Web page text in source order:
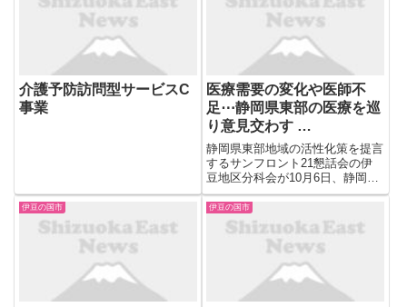
介護予防訪問型サービスC
事業
医療需要の変化や医師不
足⋯静岡県東部の医療を巡
り意見交わす …
静岡県東部地域の活性化策を提言
するサンフロント21懇話会の伊
豆地区分科会が10月6日、静岡県
伊豆の国市で開かれ、「地域医療
の現状」をテーマに講演が行われ
ました。 【写真を見る】医療需
要の変化や医師不足⋯静岡県東部
の医療を巡り意見交わす＝サン...
伊豆の国市 伊豆の国市